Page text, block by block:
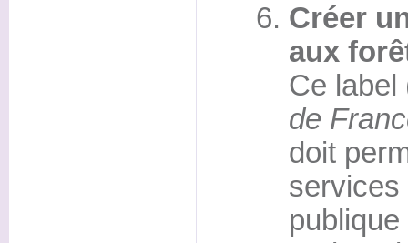
Créer
aux
Ce
de
doit
services